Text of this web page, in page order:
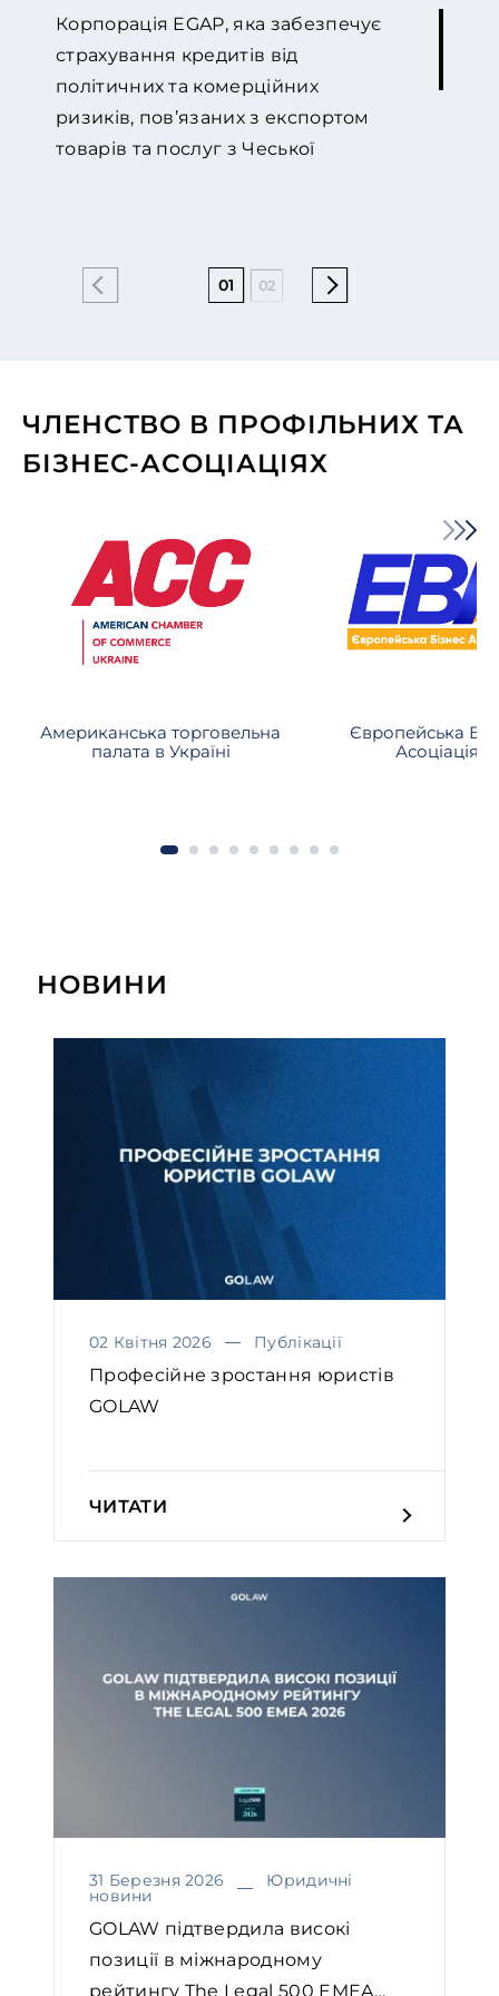
01 02
Корпорація EGAP, яка забезпечує
страхування кредитів від
політичних та комерційних
ризиків, пов’язаних з експортом
товарів та послуг з Чеської
та дійсно цінуємо прогресивний
підхід фірми до вирішення
дотримуються бізнес-
орієнтованого підходу та завжди
ефективно вирішити всі питання.
Саме завдяки такому підходу, банк,
який є нашим клієнтом, звернув
стягнення на заставне майно, яке
боржника, та знаходиться на
ЧЛЕНСТВО В ПРОФІЛЬНИХ ТА
БІЗНЕС-АСОЦІАЦІЯХ
Американська торговельна
палата в Україні
Європейська
Асоціація
НОВИНИ
02 Квітня 2026 Публікації
Професійне зростання юристів
GOLAW
ЧИТАТИ
31 Березня 2026 Юридичні
новини
GOLAW підтвердила високі
позиції в міжнародному
рейтингу The Legal 500 EMEA